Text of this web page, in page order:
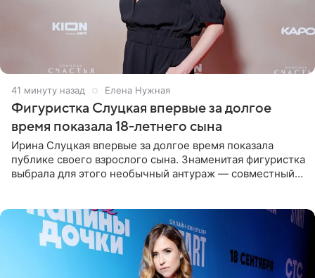
41 минуту назад Елена Нужная
Фигуристка Слуцкая впервые за долгое
время показала 18-летнего сына
Ирина Слуцкая впервые за долгое время показала
публике своего взрослого сына. Знаменитая фигуристка
выбрала для этого необычный антураж — совместный